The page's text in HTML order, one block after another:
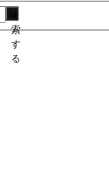
索
す
る